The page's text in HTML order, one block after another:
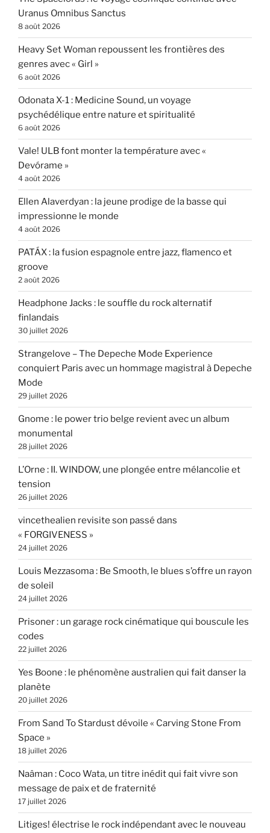
Uranus Omnibus Sanctus
8 août 2026
Heavy Set Woman repoussent les frontières des
genres avec « Girl »
6 août 2026
Odonata X-1 : Medicine Sound, un voyage
psychédélique entre nature et spiritualité
6 août 2026
Vale! ULB font monter la température avec «
Devórame »
4 août 2026
Ellen Alaverdyan : la jeune prodige de la basse qui
impressionne le monde
4 août 2026
PATÁX : la fusion espagnole entre jazz, flamenco et
groove
2 août 2026
Headphone Jacks : le souffle du rock alternatif
finlandais
30 juillet 2026
Strangelove – The Depeche Mode Experience
conquiert Paris avec un hommage magistral à Depeche
Mode
29 juillet 2026
Gnome : le power trio belge revient avec un album
monumental
28 juillet 2026
L’Orne : II. WINDOW, une plongée entre mélancolie et
tension
26 juillet 2026
vincethealien revisite son passé dans
« FORGIVENESS »
24 juillet 2026
Louis Mezzasoma : Be Smooth, le blues s’offre un rayon
de soleil
24 juillet 2026
Prisoner : un garage rock cinématique qui bouscule les
codes
22 juillet 2026
Yes Boone : le phénomène australien qui fait danser la
planète
20 juillet 2026
From Sand To Stardust dévoile « Carving Stone From
Space »
18 juillet 2026
Naâman : Coco Wata, un titre inédit qui fait vivre son
message de paix et de fraternité
17 juillet 2026
Litiges! électrise le rock indépendant avec le nouveau